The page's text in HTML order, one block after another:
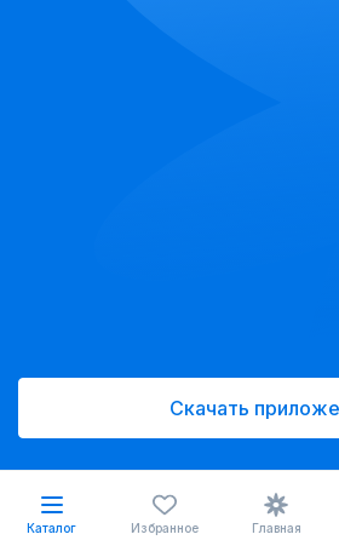
Скачать
Каталог Избранное Главная